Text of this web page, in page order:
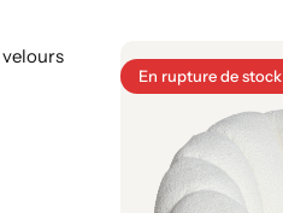
En rupture de stock